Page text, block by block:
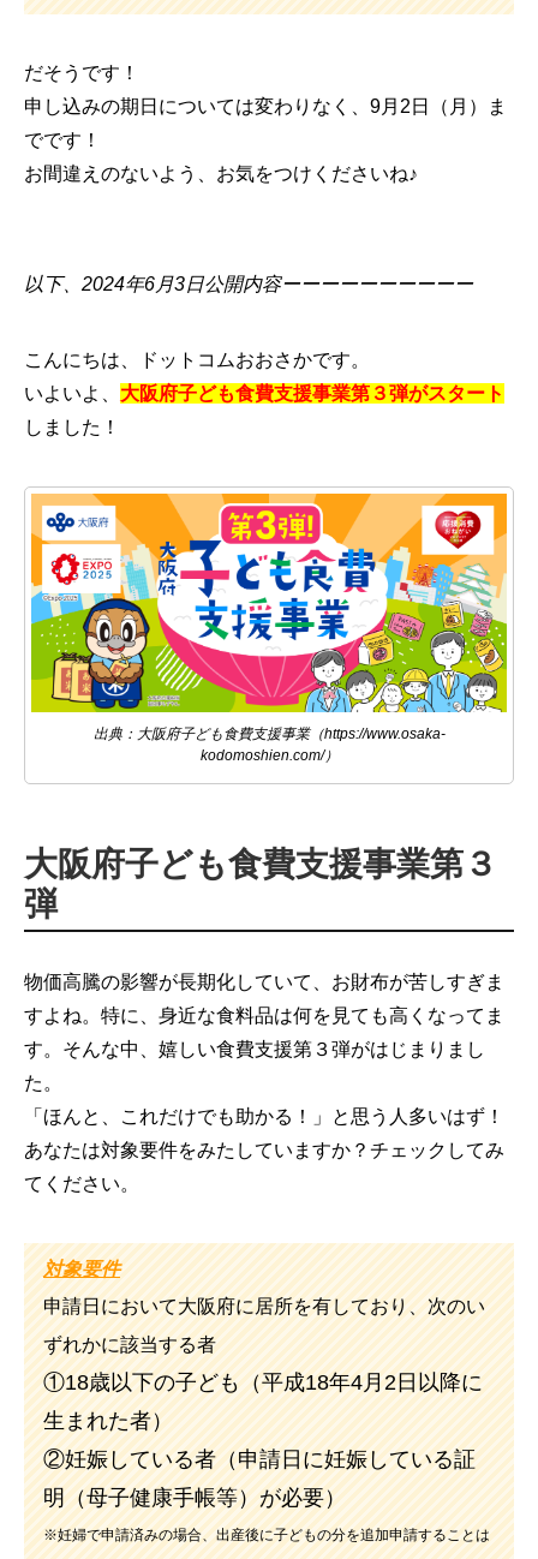
だそうです！
申し込みの期日については変わりなく、9月2日（月）ま
でです！
お間違えのないよう、お気をつけくださいね♪
以下、2024年6月3日公開内容ーーーーーーーーーー
こんにちは、ドットコムおおさかです。
いよいよ、 大阪府子ども食費支援事業第３弾がスタート
しました！
出典：大阪府子ども食費支援事業（https://www.osaka-
kodomoshien.com/）
大阪府子ども食費支援事業第３
弾
物価高騰の影響が長期化していて、お財布が苦しすぎま
すよね。特に、身近な食料品は何を見ても高くなってま
す。そんな中、嬉しい食費支援第３弾がはじまりまし
た。
「ほんと、これだけでも助かる！」と思う人多いはず！
あなたは対象要件をみたしていますか？チェックしてみ
てください。
対象要件
申請日において大阪府に居所を有しており、次のい
ずれかに該当する者
①18歳以下の子ども（平成18年4月2日以降に
生まれた者）
②妊娠している者（申請日に妊娠している証
明（母子健康手帳等）が必要）
※妊婦で申請済みの場合、出産後に子どもの分を追加申請することは